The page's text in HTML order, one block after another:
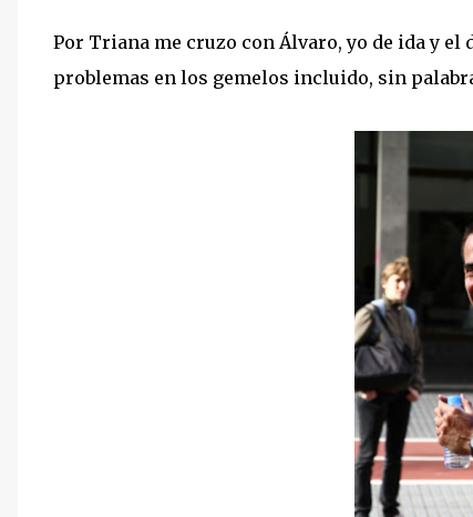
Por Triana me cruzo con Álvaro, yo de ida y el
problemas en los gemelos incluido, sin